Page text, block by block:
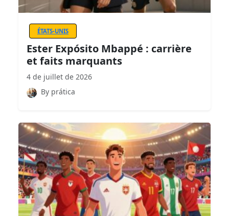
ÉTATS-UNIS
Ester Expósito Mbappé : carrière
et faits marquants
4 de juillet de 2026
By prática